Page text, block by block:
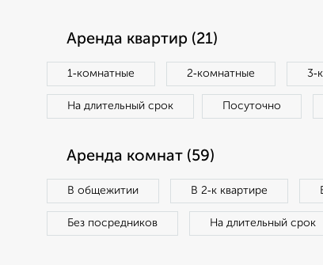
Аренда квартир (21)
1‑комнатные 2‑комнатные
На длительный срок Посуточно
Аренда комнат (59)
В общежитии В 2‑к квартире
Без посредников На длительный срок